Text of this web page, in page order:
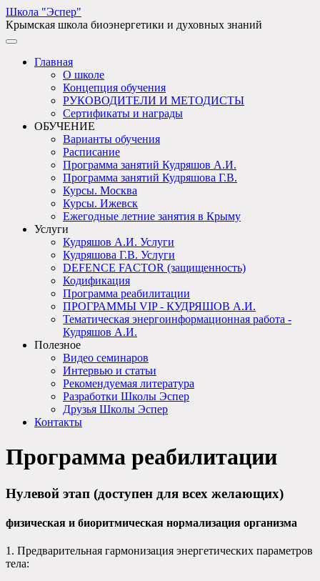
Школа "Эспер"
Крымская школа биоэнергетики и духовных знаний
Главная
О школе
Концепция обучения
РУКОВОДИТЕЛИ И МЕТОДИСТЫ
Сертификаты и награды
ОБУЧЕНИЕ
Варианты обучения
Расписание
Программа занятий Кудряшов А.И.
Программа занятий Кудряшова Г.В.
Курсы. Москва
Курсы. Ижевск
Ежегодные летние занятия в Крыму
Услуги
Кудряшов А.И. Услуги
Кудряшова Г.В. Услуги
DEFENCE FACTOR (защищенность)
Кодификация
Программа реабилитации
ПРОГРАММЫ VIP - КУДРЯШОВ А.И.
Тематическая энергоинформационная работа -
Кудряшов А.И.
Полезное
Видео семинаров
Интервью и статьи
Рекомендуемая литература
Разработки Школы Эспер
Друзья Школы Эспер
Контакты
Программа реабилитации
Нулевой этап (доступен для всех желающих)
физическая и биоритмическая нормализация организма
1. Предварительная гармонизация энергетических параметров
тела: